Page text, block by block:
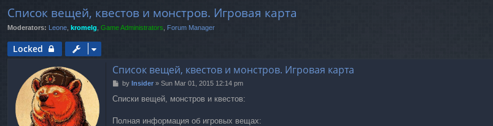
Список вещей, квестов и монстров. Игровая карта
Moderators: Leone kromelg Game Administrators Forum Manager
Locked
Список вещей, квестов и монстров. Игровая карта
P
s
by Insider» Sun Mar 01, 2015 12:14 pm
Списки вещей, монстров и квестов:
Полная информация об игровых вещах: